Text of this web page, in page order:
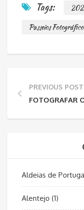
Tags:
Passeios
PREVIOUS POST
FOTOGRAFAR
Aldeias de
Alentejo (1)